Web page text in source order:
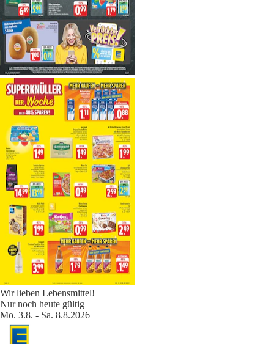
Wir lieben Lebensmittel!
Nur noch heute gültig
Mo. 3.8. - Sa. 8.8.2026